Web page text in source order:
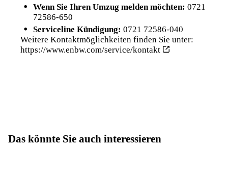
Wenn Sie Ihren Umzug melden möchten: 0721
72586-650
Serviceline Kündigung: 0721 72586-040
Weitere Kontaktmöglichkeiten finden Sie unter:
https://www.enbw.com/service/kontakt
Das könnte Sie auch interessieren